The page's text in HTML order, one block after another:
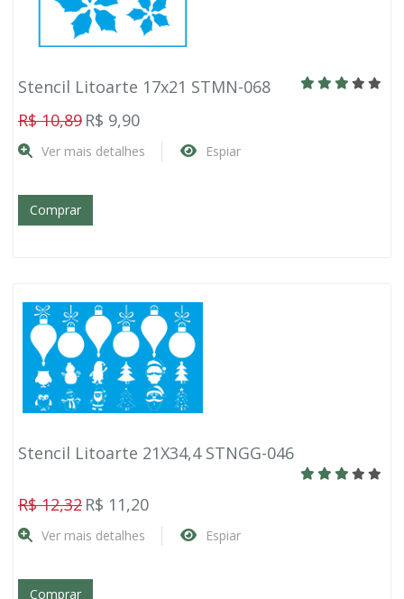
Stencil Litoarte 17x21 STMN-068
R$ 10,89 R$ 9,90
Ver mais detalhes Espiar
Comprar
Stencil Litoarte 21X34,4 STNGG-046
R$ 12,32 R$ 11,20
Ver mais detalhes Espiar
Comprar